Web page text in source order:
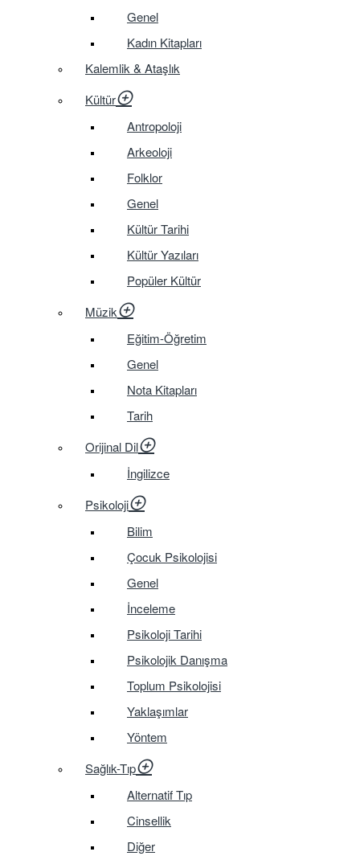
Genel
Kadın Kitapları
Kalemlik & Ataşlık
Kültür
Antropoloji
Arkeoloji
Folklor
Genel
Kültür Tarihi
Kültür Yazıları
Popüler Kültür
Müzik
Eğitim-Öğretim
Genel
Nota Kitapları
Tarih
Orijinal Dil
İngilizce
Psikoloji
Bilim
Çocuk Psikolojisi
Genel
İnceleme
Psikoloji Tarihi
Psikolojik Danışma
Toplum Psikolojisi
Yaklaşımlar
Yöntem
Sağlık-Tıp
Alternatif Tıp
Cinsellik
Diğer